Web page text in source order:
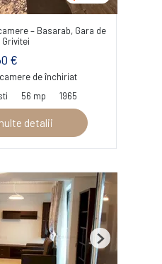
– Basarab, Gara de
Grivitei
€
de închiriat
56 mp 1965
detalii
Next